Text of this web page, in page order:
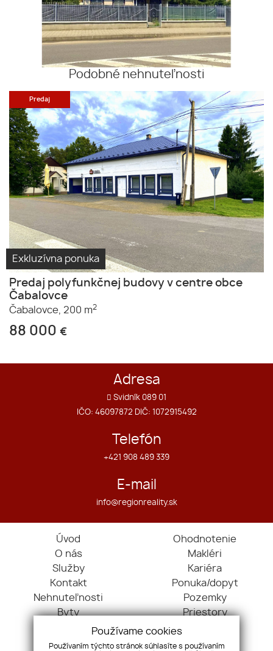
Podobné nehnuteľnosti
Exkluzívna ponuka
Predaj
Predaj polyfunkčnej budovy v centre obce
Čabalovce
Čabalovce, 200 m2
88 000 €
Adresa
Svidník 089 01
IČO: 46097872 DIČ: 1072915492
Telefón
+421 908 489 339
E-mail
info@regionreality.sk
Úvod
O nás
Služby
Kontakt
Ohodnotenie
Makléri
Kariéra
Ponuka/dopyt
Nehnuteľnosti
Byty
Objekty
Pozemky
Priestory
Používame cookies
Používaním týchto stránok súhlasíte s používaním